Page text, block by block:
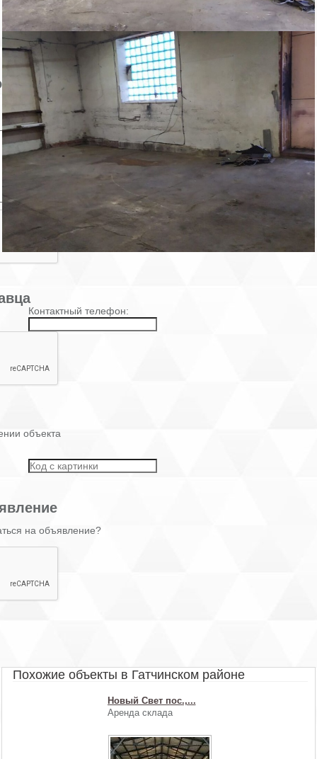
Другая причина
Связаться с продавцом
Следить за объектом
Контактный телефон:
объекта
на объявление?
Похожие объекты в Гатчинском районе
Новый Свет пос.,...
Аренда склада